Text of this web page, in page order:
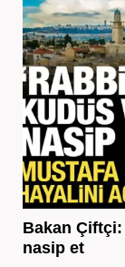
Bakan
nasip et